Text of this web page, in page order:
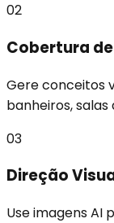
02
Cobertura
Gere conceitos
banheiros, salas
03
Direção
Use imagens AI